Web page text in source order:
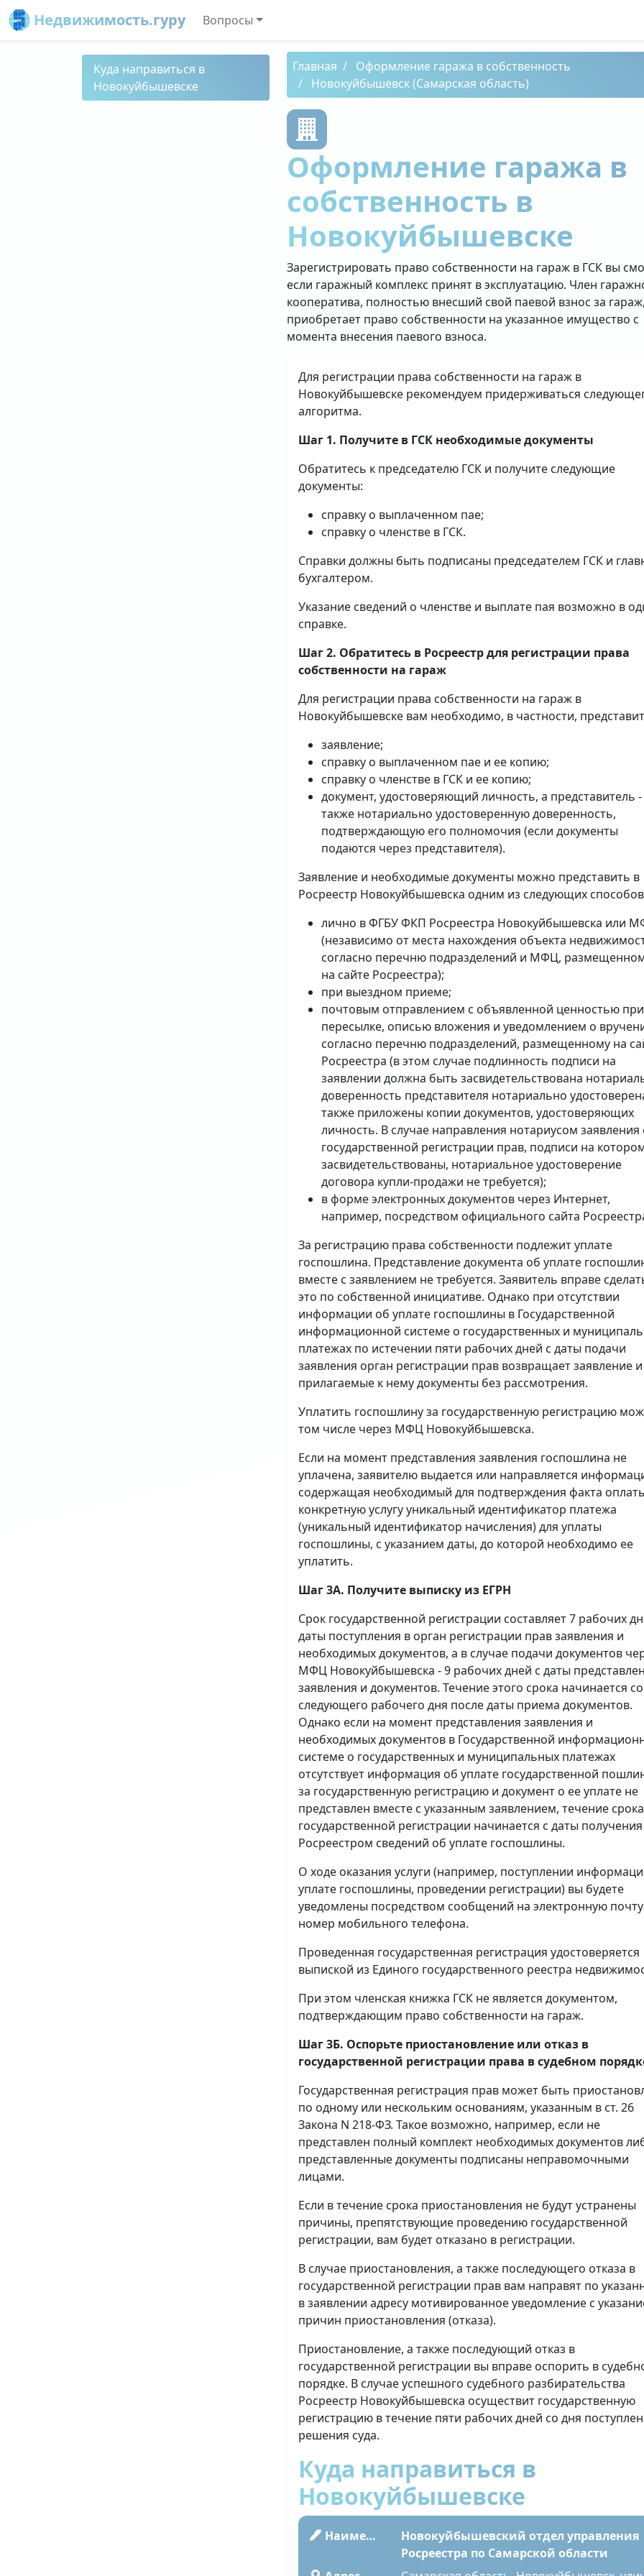
Недвижимость.гуру Вопросы
Куда направиться в
Новокуйбышевске
Главная
Оформление гаража в собственность
Новокуйбышевск (Самарская область)
Оформление гаража в
собственность в
Новокуйбышевске
Зарегистрировать право собственности на гараж в ГСК вы
если гаражный комплекс принят в эксплуатацию. Член
кооператива, полностью внесший свой паевой взнос за гараж,
приобретает право собственности на указанное имущество с
момента внесения паевого взноса.
Для регистрации права собственности на гараж в
Новокуйбышевске рекомендуем придерживаться
алгоритма.
Шаг 1. Получите в ГСК необходимые документы
Обратитесь к председателю ГСК и получите следующие
документы:
справку о выплаченном пае;
справку о членстве в ГСК.
Справки должны быть подписаны председателем ГСК и
бухгалтером.
Указание сведений о членстве и выплате пая возможно в
справке.
Шаг 2. Обратитесь в Росреестр для регистрации права
собственности на гараж
Для регистрации права собственности на гараж в
Новокуйбышевске вам необходимо, в частности,
заявление;
справку о выплаченном пае и ее копию;
справку о членстве в ГСК и ее копию;
документ, удостоверяющий личность, а представитель -
также нотариально удостоверенную доверенность,
подтверждающую его полномочия (если документы
подаются через представителя).
Заявление и необходимые документы можно представить в
Росреестр Новокуйбышевска одним из следующих
лично в ФГБУ ФКП Росреестра Новокуйбышевска или
(независимо от места нахождения объекта
согласно перечню подразделений и МФЦ,
на сайте Росреестра);
при выездном приеме;
почтовым отправлением с объявленной ценностью при
пересылке, описью вложения и уведомлением о
согласно перечню подразделений, размещенному на
Росреестра (в этом случае подлинность подписи на
заявлении должна быть засвидетельствована
доверенность представителя нотариально
также приложены копии документов, удостоверяющих
личность. В случае направления нотариусом заявления
государственной регистрации прав, подписи на
засвидетельствованы, нотариальное удостоверение
договора купли-продажи не требуется);
в форме электронных документов через Интернет,
например, посредством официального сайта
За регистрацию права собственности подлежит уплате
госпошлина. Представление документа об уплате
вместе с заявлением не требуется. Заявитель вправе
это по собственной инициативе. Однако при отсутствии
информации об уплате госпошлины в Государственной
информационной системе о государственных и
платежах по истечении пяти рабочих дней с даты подачи
заявления орган регистрации прав возвращает заявление и
прилагаемые к нему документы без рассмотрения.
Уплатить госпошлину за государственную регистрацию
том числе через МФЦ Новокуйбышевска.
Если на момент представления заявления госпошлина не
уплачена, заявителю выдается или направляется
содержащая необходимый для подтверждения факта
конкретную услугу уникальный идентификатор платежа
(уникальный идентификатор начисления) для уплаты
госпошлины, с указанием даты, до которой необходимо ее
уплатить.
Шаг 3А. Получите выписку из ЕГРН
Срок государственной регистрации составляет 7 рабочих
даты поступления в орган регистрации прав заявления и
необходимых документов, а в случае подачи документов
МФЦ Новокуйбышевска - 9 рабочих дней с даты
заявления и документов. Течение этого срока начинается со
следующего рабочего дня после даты приема документов.
Однако если на момент представления заявления и
необходимых документов в Государственной
системе о государственных и муниципальных платежах
отсутствует информация об уплате государственной
за государственную регистрацию и документ о ее уплате не
представлен вместе с указанным заявлением, течение срока
государственной регистрации начинается с даты получения
Росреестром сведений об уплате госпошлины.
О ходе оказания услуги (например, поступлении
уплате госпошлины, проведении регистрации) вы будете
уведомлены посредством сообщений на электронную
номер мобильного телефона.
Проведенная государственная регистрация удостоверяется
выпиской из Единого государственного реестра
При этом членская книжка ГСК не является документом,
подтверждающим право собственности на гараж.
Шаг 3Б. Оспорьте приостановление или отказ в
государственной регистрации права в судебном
Государственная регистрация прав может быть
по одному или нескольким основаниям, указанным в ст. 26
Закона N 218-ФЗ. Такое возможно, например, если не
представлен полный комплект необходимых документов
представленные документы подписаны неправомочными
лицами.
Если в течение срока приостановления не будут устранены
причины, препятствующие проведению государственной
регистрации, вам будет отказано в регистрации.
В случае приостановления, а также последующего отказа в
государственной регистрации прав вам направят по
в заявлении адресу мотивированное уведомление с
причин приостановления (отказа).
Приостановление, а также последующий отказ в
государственной регистрации вы вправе оспорить в
порядке. В случае успешного судебного разбирательства
Росреестр Новокуйбышевска осуществит государственную
регистрацию в течение пяти рабочих дней со дня
решения суда.
Куда направиться в
Новокуйбышевске
Наименование
Новокуйбышевский отдел управления
Росреестра по Самарской области